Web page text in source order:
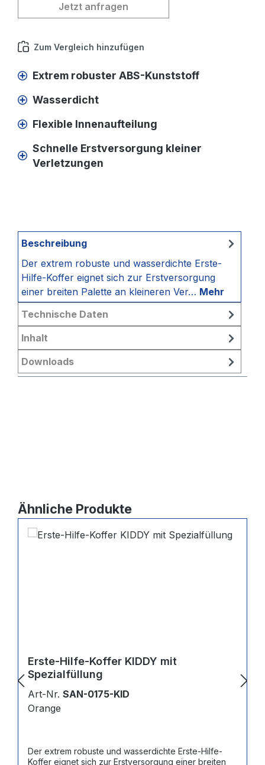
Jetzt anfragen
Zum Vergleich hinzufügen
Extrem robuster ABS-Kunststoff
Wasserdicht
Flexible Innenaufteilung
Schnelle Erstversorgung kleiner
Verletzungen
Beschreibung
Der extrem robuste und wasserdichte Erste-
Hilfe-Koffer eignet sich zur Erstversorgung
einer breiten Palette an kleineren Ver… Mehr
Technische Daten
Inhalt
Downloads
Produktgalerie überspringen
Ähnliche Produkte
Erste-Hilfe-Koffer KIDDY mit
Spezialfüllung
Art-Nr. SAN-0175-KID
Orange
Der extrem robuste und wasserdichte Erste-Hilfe-
Koffer eignet sich zur Erstversorgung einer breiten